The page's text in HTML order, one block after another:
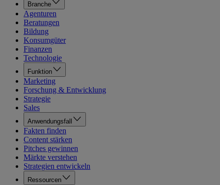
Branche
Agenturen
Beratungen
Bildung
Konsumgüter
Finanzen
Technologie
Funktion
Marketing
Forschung & Entwicklung
Strategie
Sales
Anwendungsfall
Fakten finden
Content stärken
Pitches gewinnen
Märkte verstehen
Strategien entwickeln
Ressourcen